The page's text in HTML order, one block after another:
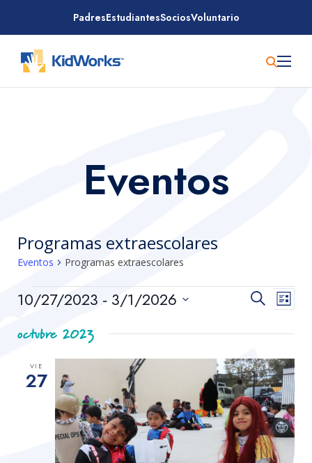
contenido
PadresEstudiantesSociosVoluntario
Eventos
Programas extraescolares
Eventos Programas extraescolares
Eventos
y
vistas
de
Eventos
Buscar
de
de
Lista
10/27/2023 - 3/1/2026
la
octubre 2023
VIE
27